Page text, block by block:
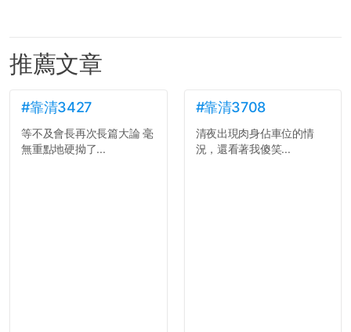
推薦文章
#靠清3427
等不及會長再次長篇大論 毫
無重點地硬拗了...
#靠清3708
清夜出現肉身佔車位的情
況，還看著我傻笑...